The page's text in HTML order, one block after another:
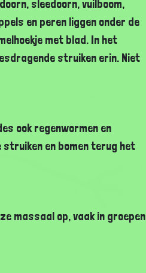
sleedoorn, vuilboom,
en peren liggen onder de
met blad. In het
struiken erin. Niet
ook regenwormen en
struiken en bomen terug het
massaal op, vaak in groepen